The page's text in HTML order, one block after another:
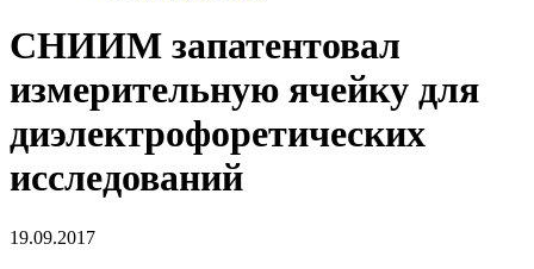
СНИИМ запатентовал
измерительную ячейку для
диэлектрофоретических
исследований
19.09.2017